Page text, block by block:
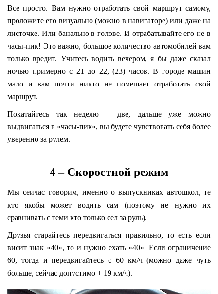
Все просто. Вам нужно отработать свой маршрут самому,
проложите его визуально (можно в навигаторе) или даже на
листочке. Или банально в голове. И отрабатывайте его не в
часы-пик! Это важно, большое количество автомобилей вам
только вредит. Учитесь водить вечером, я бы даже сказал
ночью примерно с 21 до 22, (23) часов. В городе машин
мало и вам почти никто не помешает отработать свой
маршрут.
Покатайтесь так неделю – две, дальше уже можно
выдвигаться в «часы-пик», вы будете чувствовать себя более
уверенно за рулем.
4 – Скоростной режим
Мы сейчас говорим, именно о выпускниках автошкол, те
кто якобы может водить сам (поэтому не нужно их
сравнивать с теми кто только сел за руль).
Друзья старайтесь передвигаться правильно, то есть если
висит знак «40», то и нужно ехать «40». Если ограничение
60, тогда и передвигайтесь с 60 км/ч (можно даже чуть
больше, сейчас допустимо + 19 км/ч).